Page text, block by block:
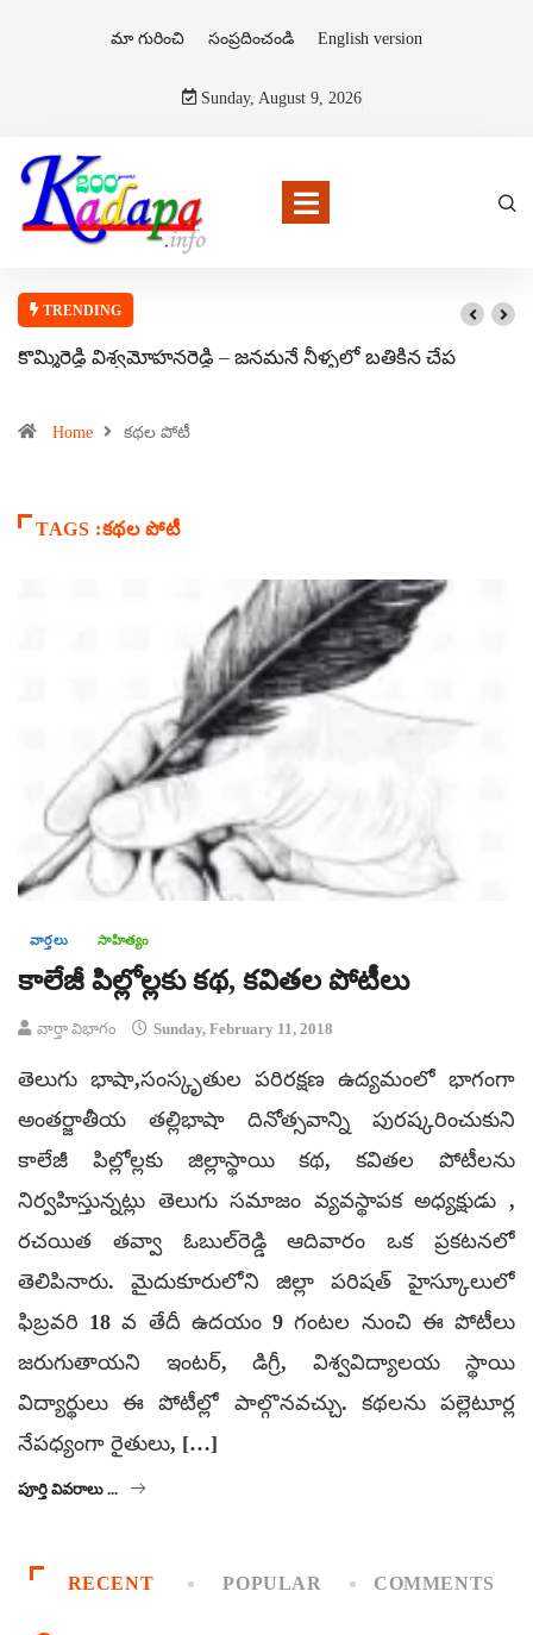
మా గురించి సంప్రదించండి English version
Sunday, August 9, 2026
TRENDING
కొమ్మిరెడ్డి విశ్వమోహనరెడ్డి – జనమనే నీళ్ళలో బతికిన చేప
Home కథల పోటీ
TAGS :కథల పోటీ
వార్తలు సాహిత్యం
కాలేజీ పిల్లోల్లకు కథ, కవితల పోటీలు
వార్తా విభాగం Sunday, February 11, 2018
తెలుగు భాషా,సంస్కృతుల పరిరక్షణ ఉద్యమంలో భాగంగా
అంతర్జాతీయ తల్లిభాషా దినోత్సవాన్ని పురష్కరించుకుని
కాలేజీ పిల్లోల్లకు జిల్లాస్థాయి కథ, కవితల పోటీలను
నిర్వహిస్తున్నట్లు తెలుగు సమాజం వ్యవస్థాపక అధ్యక్షుడు ,
రచయిత తవ్వా ఓబుల్‌‌రెడ్డి ఆదివారం ఒక ప్రకటనలో
తెలిపినారు. మైదుకూరులోని జిల్లా పరిషత్ హైస్కూలులో
ఫిబ్రవరి 18 వ తేదీ ఉదయం 9 గంటల నుంచి ఈ పోటీలు
జరుగుతాయని ఇంటర్, డిగ్రీ, విశ్వవిద్యాలయ స్థాయి
విద్యార్థులు ఈ పోటీల్లో పాల్గొనవచ్చు. కథలను పల్లెటూర్ల
నేపధ్యంగా రైతులు, […]
పూర్తి వివరాలు ...
RECENT POPULAR COMMENTS